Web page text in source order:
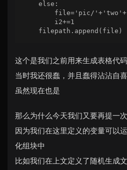
    else:
file='pic/
        i2+=1
    filepath.append(file)
这个是我们之前用来生成表格代
当时我还很蠢，并且蠢得沾沾自
虽然现在也是
那么为什么今天我们又要再提一
因为我们在这里定义的变量可以
化组块中
比如我们在上文定义了随机生成